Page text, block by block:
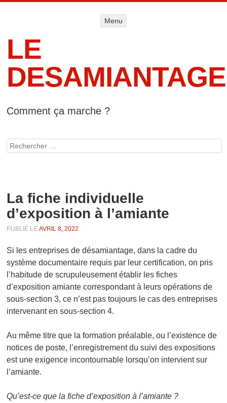
Menu
LE
DESAMIANTAGE
Comment ça marche ?
Rechercher
La fiche individuelle
d’exposition à l’amiante
PUBLIÉ LEAVRIL 8, 2022
Si les entreprises de désamiantage, dans la cadre du
système documentaire requis par leur certification, on pris
l’habitude de scrupuleusement établir les fiches
d’exposition amiante correspondant à leurs opérations de
sous-section 3, ce n’est pas toujours le cas des entreprises
intervenant en sous-section 4.
Au même titre que la formation préalable, ou l’existence de
notices de poste, l’enregistrement du suivi des expositions
est une exigence incontournable lorsqu’on intervient sur
l’amiante.
Qu’est-ce que la fiche d’exposition à l’amiante ?